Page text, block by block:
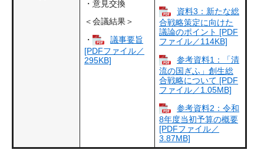
・意見交換
＜会議結果＞
・
議事要旨
[PDFファイル／
295KB]
資料3：新たな総
合戦略策定に向けた
議論のポイント [PDF
ファイル／114KB]
参考資料1：「清
流の国ぎふ」創生総
合戦略について [PDF
ファイル／1.05MB]
参考資料2：令和
8年度当初予算の概要
[PDFファイル／
3.87MB]